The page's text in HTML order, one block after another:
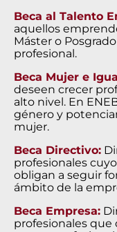
Beca al Talento
aquellos
Máster o
profesional.
Beca Mujer e
deseen crecer
alto nivel. En
género y
mujer.
Beca Directivo:
profesionales
obligan a seguir
ámbito de la
Beca Empresa:
profesionales que